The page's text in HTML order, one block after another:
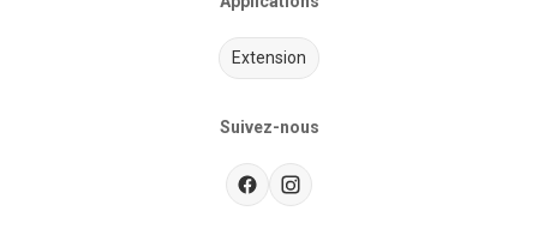
Extension
Suivez-nous